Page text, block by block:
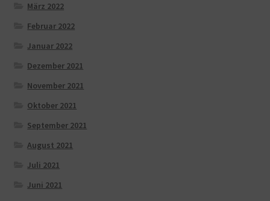
März 2022
Februar 2022
Januar 2022
Dezember 2021
November 2021
Oktober 2021
September 2021
August 2021
Juli 2021
Juni 2021